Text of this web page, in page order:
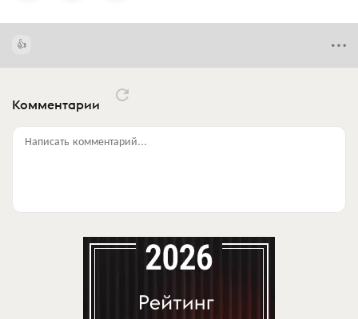
Комментарии
Написать комментарий...